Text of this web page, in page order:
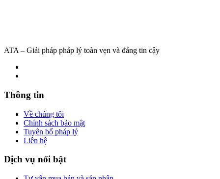
ATA – Giải pháp pháp lý toàn vẹn và đáng tin cậy
Thông tin
Về chúng tôi
Chính sách bảo mật
Tuyên bố pháp lý
Liên hệ
Dịch vụ nổi bật